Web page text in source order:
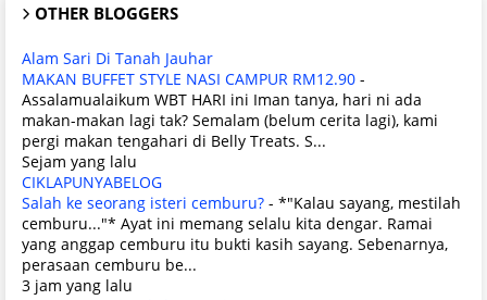
OTHER BLOGGERS
Alam Sari Di Tanah Jauhar
MAKAN BUFFET STYLE NASI CAMPUR RM12.90 -
Assalamualaikum WBT HARI ini Iman tanya, hari ni ada
makan-makan lagi tak? Semalam (belum cerita lagi), kami
pergi makan tengahari di Belly Treats. S...
Sejam yang lalu
CIKLAPUNYABELOG
Salah ke seorang isteri cemburu? - *"Kalau sayang, mestilah
cemburu..."* Ayat ini memang selalu kita dengar. Ramai
yang anggap cemburu itu bukti kasih sayang. Sebenarnya,
perasaan cemburu be...
3 jam yang lalu